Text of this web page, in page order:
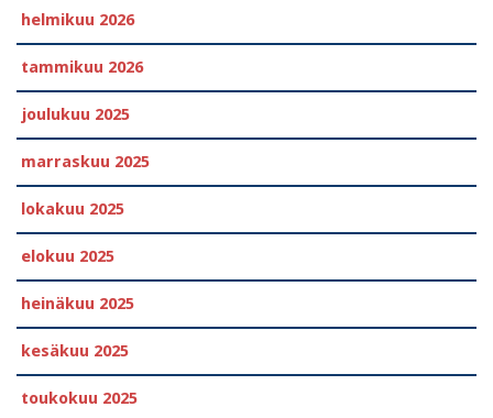
helmikuu 2026
tammikuu 2026
joulukuu 2025
marraskuu 2025
lokakuu 2025
elokuu 2025
heinäkuu 2025
kesäkuu 2025
toukokuu 2025